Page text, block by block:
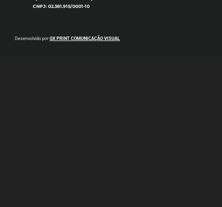
Desenvolvido por GX PRINT COMUNICAÇÃO VISUAL
CNPJ: 02.381.915/0001-10